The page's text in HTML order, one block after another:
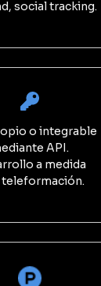
social tracking.
o integrable
API.
a medida
teleformación.